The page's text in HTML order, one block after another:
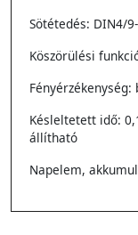
Sötétedés: DIN4/
Köszörülési
Késleltetett idő:
állítható
Napelem,